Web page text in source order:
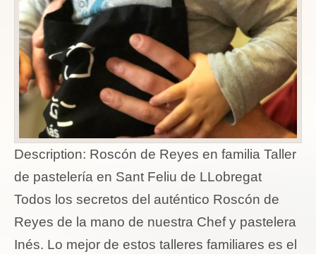
Description: Roscón de Reyes en familia Taller
de pastelería en Sant Feliu de LLobregat
Todos los secretos del auténtico Roscón de
Reyes de la mano de nuestra Chef y pastelera
Inés. Lo mejor de estos talleres familiares es el